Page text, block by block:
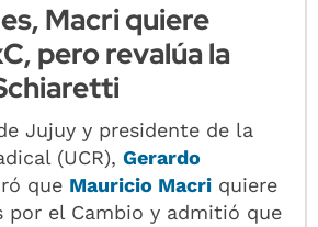
Macri quiere
pero revalúa la
Jujuy y presidente de la
(UCR),Gerardo
que Mauricio Macri quiere
por el Cambio y admitió que